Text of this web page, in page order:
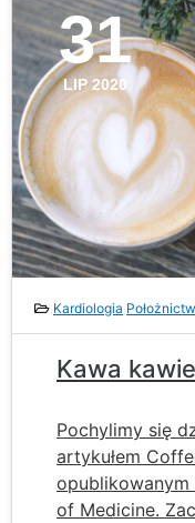
31
LIP 2020
Kardiologia
Kawa
Pochylimy się
artykułem
opublikowanym
of Medicine.